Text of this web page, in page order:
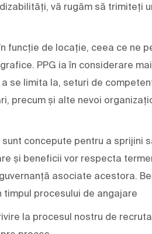
vă rugăm să trimiteți
funcție de locație, ceea ce ne
PPG ia în considerare
se limita la, seturi de
precum și alte nevoi
concepute pentru a sprijini
și beneficii vor respecta
asociate acestora.
procesului de angajare
la procesul nostru de